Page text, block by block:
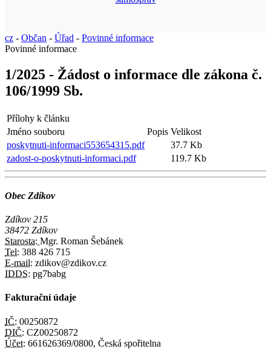
cz - Občan - Úřad - Povinné informace
Povinné informace
1/2025 - Žádost o informace dle zákona č.
106/1999 Sb.
Přílohy k článku
Jméno souboru
Popis Velikost
poskytnuti-informaci553654315.pdf
37.7 Kb
zadost-o-poskytnuti-informaci.pdf
119.7 Kb
Obec Zdíkov
Zdíkov 215
38472 Zdíkov
Starosta: Mgr. Roman Šebánek
Tel: 388 426 715
E-mail: zdikov@zdikov.cz
IDDS: pg7babg
Fakturační údaje
IČ: 00250872
DIČ: CZ00250872
Účet: 661626369/0800, Česká spořitelna